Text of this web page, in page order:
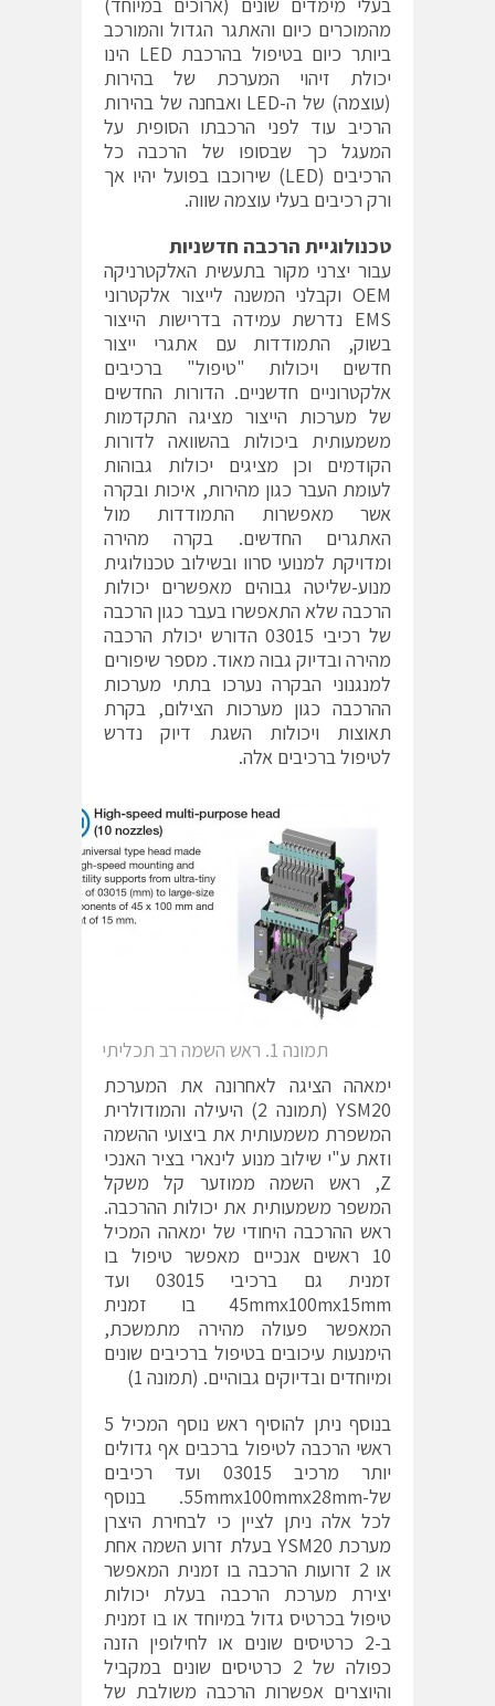
מהמוכרים כיום והאתגר הגדול והמורכב
ביותר כיום בטיפול בהרכבת LED הינו
יכולת זיהוי המערכת של בהירות
(עוצמה) של ה-LED ואבחנה של בהירות
הרכיב עוד לפני הרכבתו הסופית על
המעגל כך שבסופו של הרכבה כל
הרכיבים (LED) שירוכבו בפועל יהיו אך
ורק רכיבים בעלי עוצמה שווה.
טכנולוגיית הרכבה חדשניות
עבור יצרני מקור בתעשית האלקטרניקה
OEM וקבלני המשנה לייצור אלקטרוני
EMS נדרשת עמידה בדרישות הייצור
בשוק, התמודדות עם אתגרי ייצור
חדשים ויכולות "טיפול" ברכיבים
אלקטרוניים חדשניים. הדורות החדשים
של מערכות הייצור מציגה התקדמות
משמעותית ביכולות בהשוואה לדורות
הקודמים וכן מציגים יכולות גבוהות
לעומת העבר כגון מהירות, איכות ובקרה
אשר מאפשרות התמודדות מול
האתגרים החדשים. בקרה מהירה
ומדויקת למנועי סרוו ובשילוב טכנולוגית
מנוע-שליטה גבוהים מאפשרים יכולות
הרכבה שלא התאפשרו בעבר כגון הרכבה
של רכיבי 03015 הדורש יכולת הרכבה
מהירה ובדיוק גבוה מאוד. מספר שיפורים
למנגנוני הבקרה נערכו בתתי מערכות
ההרכבה כגון מערכות הצילום, בקרת
תאוצות ויכולות השגת דיוק נדרש
לטיפול ברכיבים אלה.
תמונה 1. ראש השמה רב תכליתי
ימאהה הציגה לאחרונה את המערכת
YSM20 (תמונה 2) היעילה והמודולרית
המשפרת משמעותית את ביצועי ההשמה
וזאת ע"י שילוב מנוע לינארי בציר האנכי
Z, ראש השמה ממוזער קל משקל
המשפר משמעותית את יכולות ההרכבה.
ראש ההרכבה היחודי של ימאהה המכיל
10 ראשים אנכיים מאפשר טיפול בו
זמנית גם ברכיבי 03015 ועד
45mmx100mx15mm בו זמנית
המאפשר פעולה מהירה מתמשכת,
הימנעות עיכובים בטיפול ברכיבים שונים
ומיוחדים ובדיוקים גבוהיים. (תמונה 1)
בנוסף ניתן להוסיף ראש נוסף המכיל 5
ראשי הרכבה לטיפול ברכבים אף גדולים
יותר מרכיב 03015 ועד רכיבים
של-55mmx100mmx28mm. בנוסף
לכל אלה ניתן לציין כי לבחירת היצרן
מערכת YSM20 בעלת זרוע השמה אחת
או 2 זרועות הרכבה בו זמנית המאפשר
יצירת מערכת הרכבה בעלת יכולות
טיפול בכרטיס גדול במיוחד או בו זמנית
ב-2 כרטיסים שונים או לחילופין הזנה
כפולה של 2 כרטיסים שונים במקביל
והיוצרים אפשרות הרכבה משולבת של